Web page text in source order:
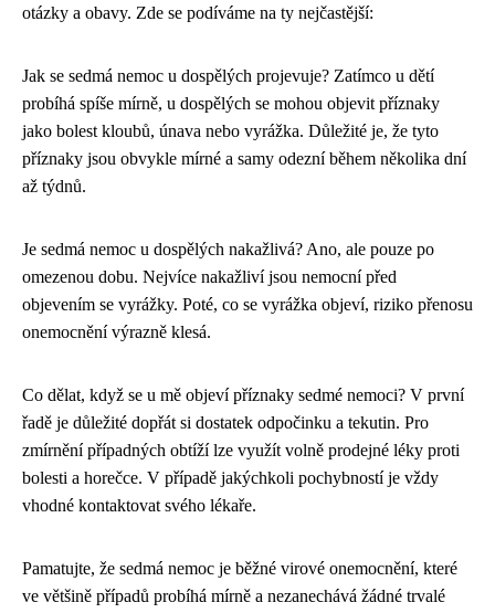
otázky a obavy. Zde se podíváme na ty nejčastější:
Jak se sedmá nemoc u dospělých projevuje? Zatímco u dětí
probíhá spíše mírně, u dospělých se mohou objevit příznaky
jako bolest kloubů, únava nebo vyrážka. Důležité je, že tyto
příznaky jsou obvykle mírné a samy odezní během několika dní
až týdnů.
Je sedmá nemoc u dospělých nakažlivá? Ano, ale pouze po
omezenou dobu. Nejvíce nakažliví jsou nemocní před
objevením se vyrážky. Poté, co se vyrážka objeví, riziko přenosu
onemocnění výrazně klesá.
Co dělat, když se u mě objeví příznaky sedmé nemoci? V první
řadě je důležité dopřát si dostatek odpočinku a tekutin. Pro
zmírnění případných obtíží lze využít volně prodejné léky proti
bolesti a horečce. V případě jakýchkoli pochybností je vždy
vhodné kontaktovat svého lékaře.
Pamatujte, že sedmá nemoc je běžné virové onemocnění, které
ve většině případů probíhá mírně a nezanechává žádné trvalé